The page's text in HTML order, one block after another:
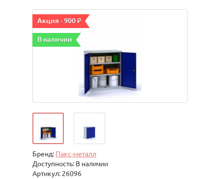
Акция - 900 ₽
В наличии
Бренд: Пакс-металл
Доступность: В наличии
Артикул: 26096